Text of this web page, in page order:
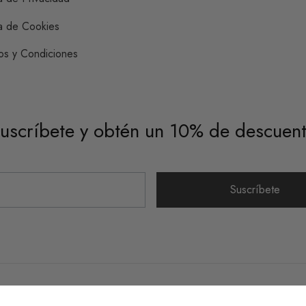
de Cookies
y Condiciones
y obtén un 10% de
Suscríbete